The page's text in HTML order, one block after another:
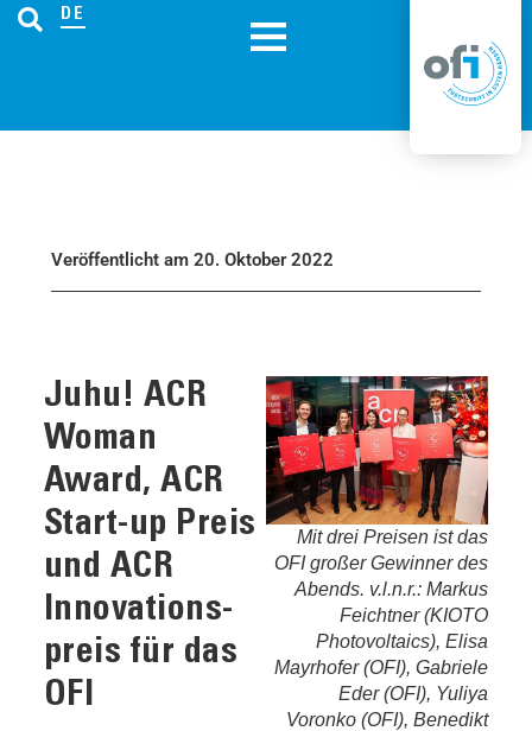
DE
Veröffentlicht am 20. Oktober 2022
Juhu! ACR
Woman
Award, ACR
Start-up Preis
und ACR
Innovations­
preis für das
OFI
Mit drei Preisen ist das
OFI großer Gewinner des
Abends. v.l.n.r.: Markus
Feichtner (KIOTO
Photovoltaics), Elisa
Mayrhofer (OFI), Gabriele
Eder (OFI), Yuliya
Voronko (OFI), Benedikt